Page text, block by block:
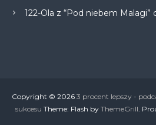
122-Ola z “Pod niebem
Copyright © 2026 3 procent lepszy -
sukcesu Theme: Flash by ThemeGrill.